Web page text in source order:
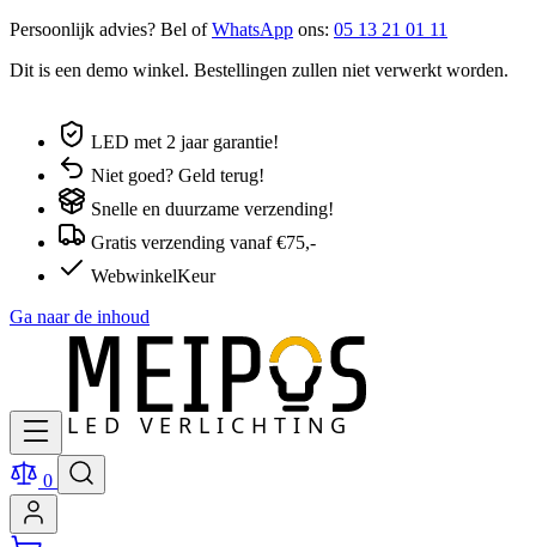
Persoonlijk advies? Bel ofWhatsApp ons: 05 13 21 01 11
Dit is een demo winkel. Bestellingen zullen niet verwerkt worden.
LED met 2 jaar garantie!
Niet goed? Geld terug!
Snelle en duurzame verzending!
Gratis verzending vanaf €75,-
WebwinkelKeur
Ga naar de inhoud
0